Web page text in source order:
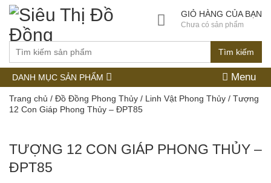
Tìm kiếm
GIỎ HÀNG CỦA BẠN
Chưa có sản phẩm
DANH MỤC SẢN PHẨM Menu
Trang chủ / Đồ Đồng Phong Thủy / Linh Vật Phong Thủy / Tượng
12 Con Giáp Phong Thủy – ĐPT85
TƯỢNG 12 CON GIÁP PHONG THỦY –
ĐPT85